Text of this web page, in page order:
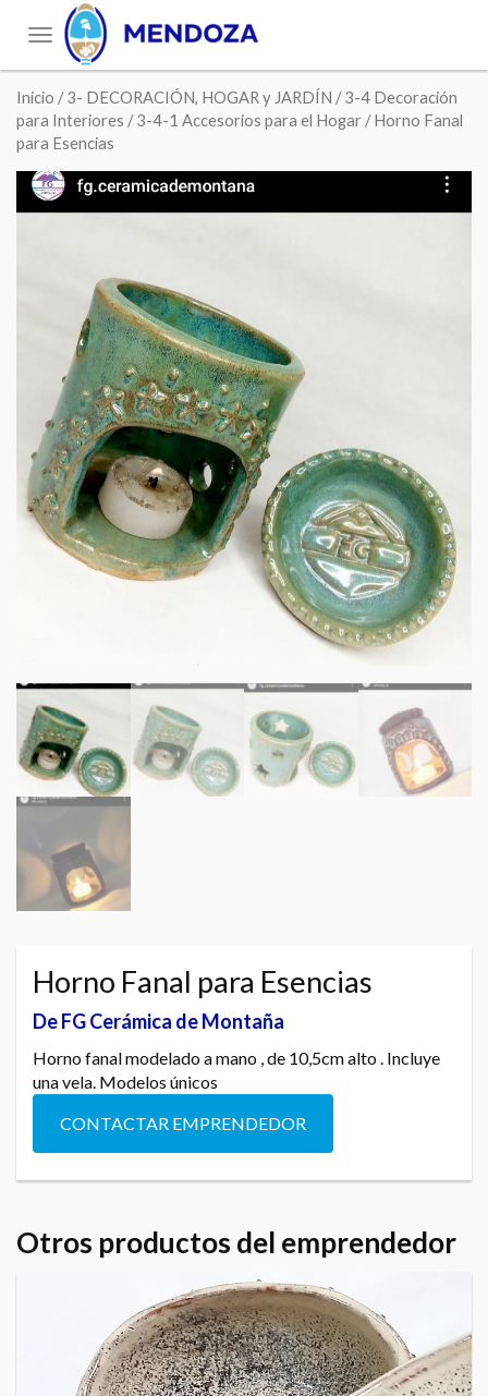
Toggle
navigation
Inicio /3- DECORACIÓN, HOGAR y JARDÍN /3-4 Decoración
para Interiores /3-4-1 Accesorios para el Hogar / Horno Fanal
para Esencias
Horno Fanal para Esencias
De FG Cerámica de Montaña
Horno fanal modelado a mano , de 10,5cm alto . Incluye
una vela. Modelos únicos
CONTACTAR EMPRENDEDOR
Otros productos del emprendedor